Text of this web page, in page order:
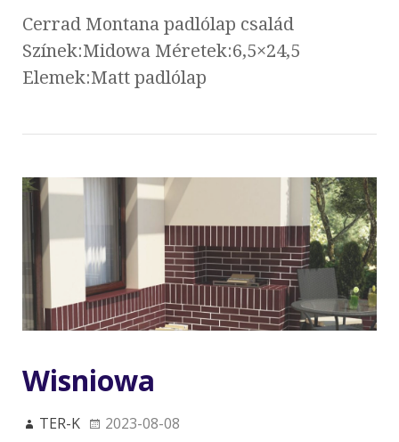
Cerrad Montana padlólap család
Színek:Midowa Méretek:6,5×24,5
Elemek:Matt padlólap
Wisniowa
TER-K 2023-08-08